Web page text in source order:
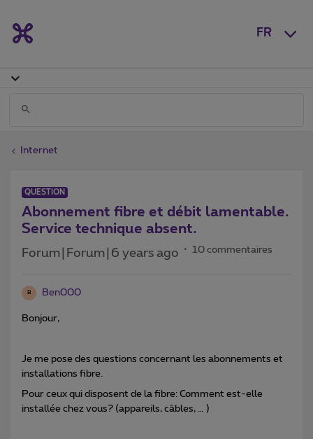
FR
Internet
QUESTION
Abonnement fibre et débit lamentable.
Service technique absent.
Forum|Forum|6 years ago 10 commentaires
B Ben000
Bonjour,
Je me pose des questions concernant les abonnements et
installations fibre.
Pour ceux qui disposent de la fibre: Comment est-elle
installée chez vous? (appareils, câbles, … )